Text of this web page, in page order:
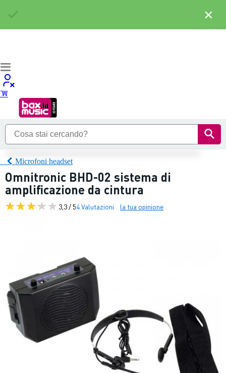
Microfoni headset
Omnitronic BHD-02 sistema di
amplificazione da cintura
3,3 / 54 Valutazioni la tua opinione
×